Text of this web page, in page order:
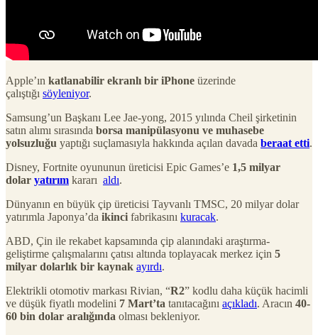
Apple’ın katlanabilir ekranlı bir iPhone üzerinde
çalıştığı söyleniyor.
Samsung’un Başkanı Lee Jae-yong, 2015 yılında Cheil şirketinin
satın alımı sırasında borsa manipülasyonu ve muhasebe
yolsuzluğu yaptığı suçlamasıyla hakkında açılan davada beraat etti.
Disney, Fortnite oyununun üreticisi Epic Games’e 1,5 milyar
dolar yatırım kararı aldı.
Dünyanın en büyük çip üreticisi Tayvanlı TMSC, 20 milyar dolar
yatırımla Japonya’da ikinci fabrikasını kuracak.
ABD, Çin ile rekabet kapsamında çip alanındaki araştırma-
geliştirme çalışmalarını çatısı altında toplayacak merkez için 5
milyar dolarlık bir kaynak ayırdı.
Elektrikli otomotiv markası Rivian, “R2” kodlu daha küçük hacimli
ve düşük fiyatlı modelini 7 Mart’ta tanıtacağını açıkladı. Aracın 40-
60 bin dolar aralığında olması bekleniyor.